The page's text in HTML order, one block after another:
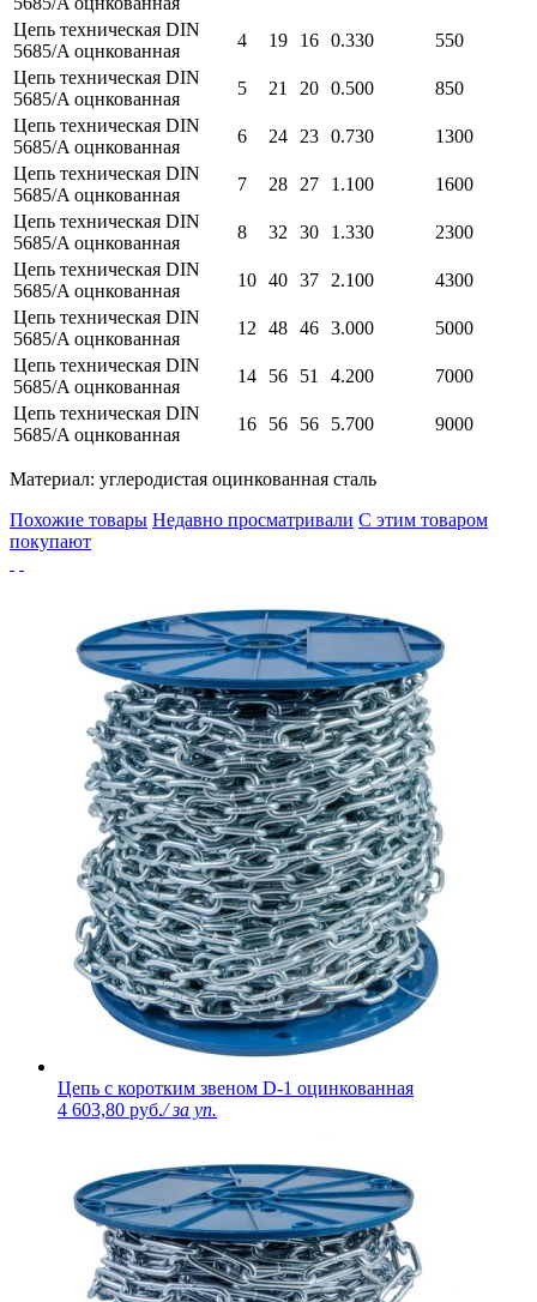
Цепь техническая DIN
5685/A оцнкованная
4 19 16 0.330
550
Цепь техническая DIN
5685/A оцнкованная
5 21 20 0.500
850
Цепь техническая DIN
5685/A оцнкованная
6 24 23 0.730
1300
Цепь техническая DIN
5685/A оцнкованная
7 28 27 1.100
1600
Цепь техническая DIN
5685/A оцнкованная
8 32 30 1.330
2300
Цепь техническая DIN
5685/A оцнкованная
10 40 37 2.100
4300
Цепь техническая DIN
5685/A оцнкованная
12 48 46 3.000
5000
Цепь техническая DIN
5685/A оцнкованная
14 56 51 4.200
7000
Цепь техническая DIN
5685/A оцнкованная
16 56 56 5.700 9000
Материал: углеродистая оцинкованная сталь
Похожие товары Недавно просматривали С этим товаром
покупают
Цепь с коротким звеном D-1 оцинкованная
4 603,80 руб./ за уп.